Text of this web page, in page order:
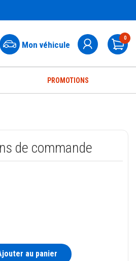
Mon véhicule
0
PROMOTIONS
de commande
au panier